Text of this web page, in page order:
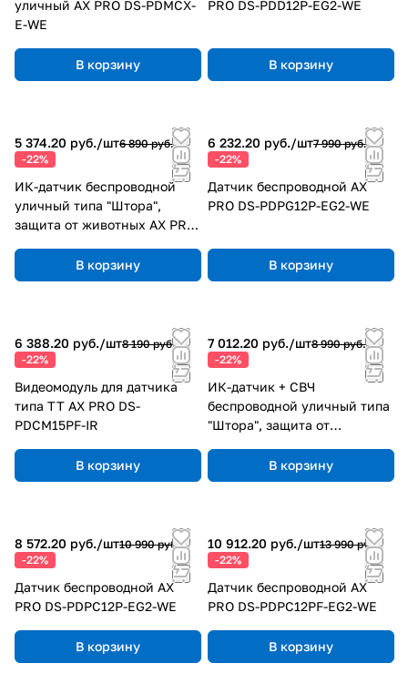
уличный AX PRO DS-PDMCX-
E-WE
В корзину
PRO DS-PDD12P-EG2-WE
В корзину
5 374.20 руб./шт6 890 руб.
-22%
ИК-датчик беспроводной
уличный типа "Штора",
защита от животных AX PRO
В корзину
6 232.20 руб./шт7 990 руб.
-22%
Датчик беспроводной AX
PRO DS-PDPG12P-EG2-WE
В корзину
6 388.20 руб./шт8 190 руб.
-22%
Видеомодуль для датчика
типа TT AX PRO DS-
PDCM15PF-IR
В корзину
7 012.20 руб./шт8 990 руб.
-22%
ИК-датчик + СВЧ
беспроводной уличный типа
"Штора", защита от
PDC10DM-EG2-WE
В корзину
8 572.20 руб./шт10 990 руб.
-22%
Датчик беспроводной AX
PRO DS-PDPC12P-EG2-WE
В корзину
10 912.20 руб./шт13 990 руб.
-22%
Датчик беспроводной AX
PRO DS-PDPC12PF-EG2-WE
В корзину